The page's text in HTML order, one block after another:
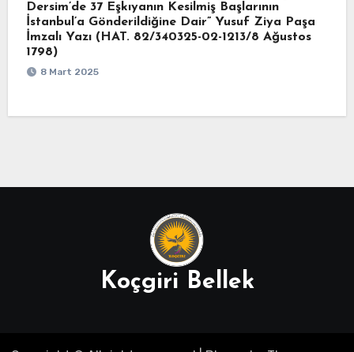
Dersim’de 37 Eşkıyanın Kesilmiş Başlarının
İstanbul’a Gönderildiğine Dair” Yusuf Ziya Paşa
İmzalı Yazı (HAT. 82/340325-02-1213/8 Ağustos
1798)
8 Mart 2025
Koçgiri Bellek